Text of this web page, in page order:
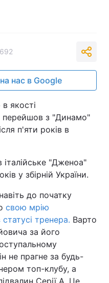
нас в Google
якості
перейшов з "Динамо"
п'яти років в
"Дженоа"
у збірній України.
до початку
свою мрію
тренера. Варто
за його
не прагне за будь-
топ-клубу, а
Серії А. Це